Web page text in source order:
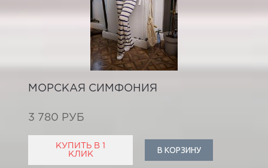
МОРСКАЯ СИМФОНИЯ
3 780 РУБ
КУПИТЬ В 1
КЛИК
В КОРЗИНУ